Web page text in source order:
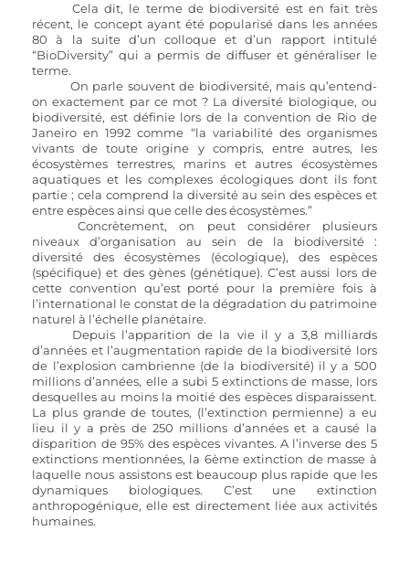
Cela dit, le terme de biodiversité est en fait très
récent, le concept ayant été popularisé dans les années
80 à la suite d’un colloque et d’un rapport intitulé
“BioDiversity” qui a permis de diffuser et généraliser le
terme.
on exactement par ce mot ? La diversité biologique, ou
biodiversité, est définie lors de la convention de Rio de
Janeiro en 1992 comme “la variabilité des organismes
vivants de toute origine y compris, entre autres, les
écosystèmes terrestres, marins et autres écosystèmes
aquatiques et les complexes écologiques dont ils font
partie ; cela comprend la diversité au sein des espèces et
entre espèces ainsi que celle des écosystèmes.”
Concrètement, on peut considérer plusieurs
niveaux d’organisation au sein de la biodiversité :
diversité des écosystèmes (écologique), des espèces
(spécifique) et des gènes (génétique). C’est aussi lors de
cette convention qu’est porté pour la première fois à
l’international le constat de la dégradation du patrimoine
naturel à l’échelle planétaire.
Depuis l’apparition de la vie il y a 3,8 milliards
d’années et l’augmentation rapide de la biodiversité lors
de l’explosion cambrienne (de la biodiversité) il y a 500
millions d’années, elle a subi 5 extinctions de masse, lors
desquelles au moins la moitié des espèces disparaissent.
La plus grande de toutes, (l’extinction permienne) a eu
lieu il y a près de 250 millions d’années et a causé la
disparition de 95% des espèces vivantes. A l’inverse des 5
extinctions mentionnées, la 6ème extinction de masse à
laquelle nous assistons est beaucoup plus rapide que les
dynamiques biologiques. C’est une extinction
anthropogénique, elle est directement liée aux activités
humaines.